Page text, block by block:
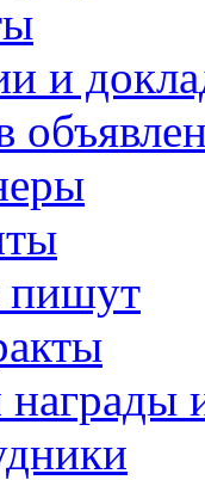
и
пишут